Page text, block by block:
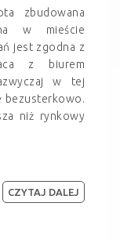
zbudowana
w mieście
jest zgodna z
z biurem
w tej
bezusterkowo.
niż rynkowy
CZYTAJ DALEJ